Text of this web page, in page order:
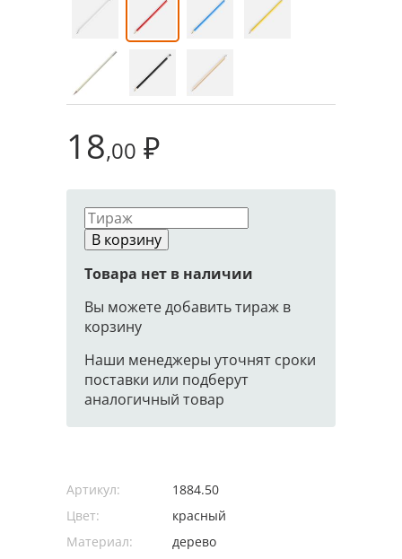
18,00 ₽
В корзину
Товара нет в наличии
Вы можете добавить тираж в
корзину
Наши менеджеры уточнят сроки
поставки или подберут
аналогичный товар
Артикул:
1884.50
Цвет:
красный
Материал:
дерево